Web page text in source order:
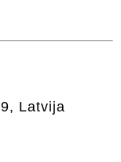
Latvija